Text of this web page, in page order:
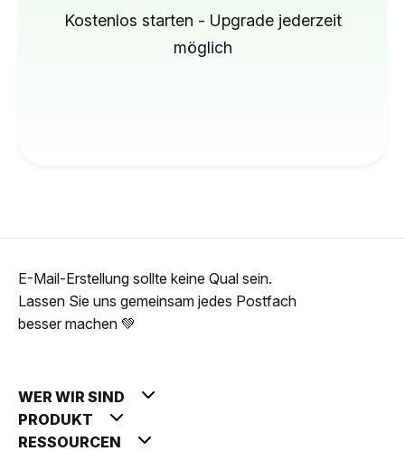
Kostenlos starten - Upgrade jederzeit
möglich
E-Mail-Erstellung sollte keine Qual sein.
Lassen Sie uns gemeinsam jedes Postfach
besser machen 💚
WER WIR SIND
PRODUKT
RESSOURCEN